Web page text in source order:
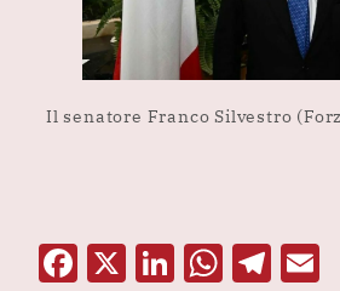
Il senatore Franco Silvestro
F X Li W T